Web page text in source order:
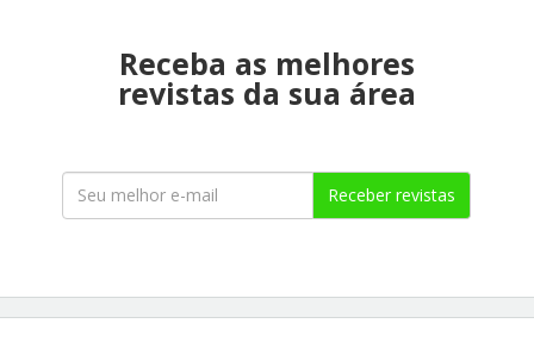
Receba as melhores
revistas da sua área
Receber revistas